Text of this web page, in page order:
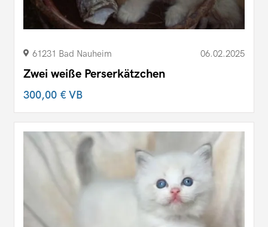
61231 Bad Nauheim 06.02.2025
Zwei weiße Perserkätzchen
300,00 €VB